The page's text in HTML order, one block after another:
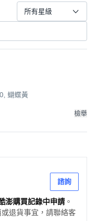
所有星級
蝴蝶黃
檢舉
諮詢
澎購買記錄中申請 。
退貨事宜，請聯絡客